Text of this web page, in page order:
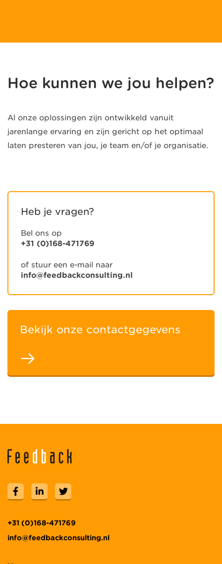
Hoe kunnen we jou helpen?
Al onze oplossingen zijn ontwikkeld vanuit
jarenlange ervaring en zijn gericht op het optimaal
laten presteren van jou, je team en/of je organisatie.
Heb je vragen?
Bel ons op
+31 (0)168-471769
of stuur een e-mail naar
info@feedbackconsulting.nl
Bekijk onze contactgegevens
+31 (0)168-471769
info@feedbackconsulting.nl